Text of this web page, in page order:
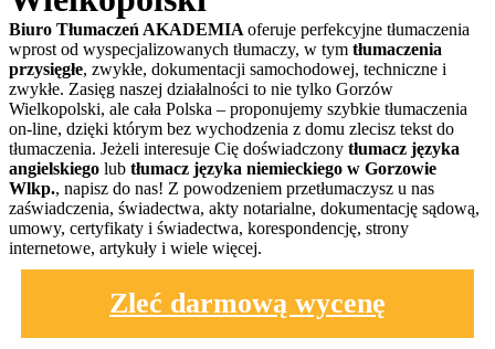
Biuro Tłumaczeń AKADEMIA oferuje perfekcyjne tłumaczenia
wprost od wyspecjalizowanych tłumaczy, w tym tłumaczenia
przysięgłe, zwykłe, dokumentacji samochodowej, techniczne i
zwykłe. Zasięg naszej działalności to nie tylko Gorzów
Wielkopolski, ale cała Polska – proponujemy szybkie tłumaczenia
on-line, dzięki którym bez wychodzenia z domu zlecisz tekst do
tłumaczenia. Jeżeli interesuje Cię doświadczony tłumacz języka
angielskiego lub tłumacz języka niemieckiego w Gorzowie
Wlkp., napisz do nas! Z powodzeniem przetłumaczysz u nas
zaświadczenia, świadectwa, akty notarialne, dokumentację sądową,
umowy, certyfikaty i świadectwa, korespondencję, strony
internetowe, artykuły i wiele więcej.
Zleć darmową wycenę